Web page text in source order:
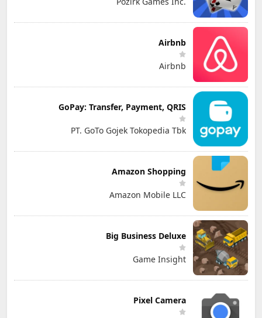
Airbnb
Airbnb
GoPay: Transfer, Payment, QRIS
PT. GoTo Gojek Tokopedia Tbk
Amazon Shopping
Amazon Mobile LLC
Big Business Deluxe
Game Insight
Pixel Camera